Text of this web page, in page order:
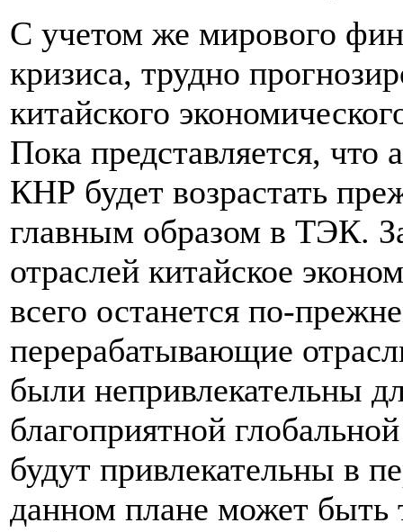
C учетом же мирового
кризиса, трудно
китайского
Пока представляется,
КНР будет возрастать
главным образом в ТЭК.
отраслей китайское
всего останется по-
перерабатывающие
были непривлекательны
благоприятной
будут привлекательны в
данном плане может быть